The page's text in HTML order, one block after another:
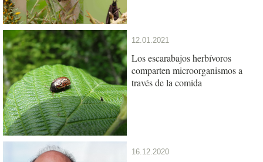
12.01.2021
Los escarabajos herbívoros
comparten microorganismos a
través de la comida
16.12.2020